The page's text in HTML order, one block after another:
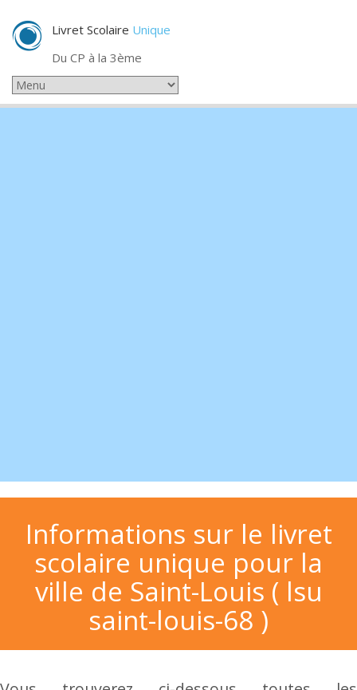
Livret Scolaire Unique
Du CP à la 3ème
Informations sur le livret
scolaire unique pour la
ville de Saint-Louis ( lsu
saint-louis-68 )